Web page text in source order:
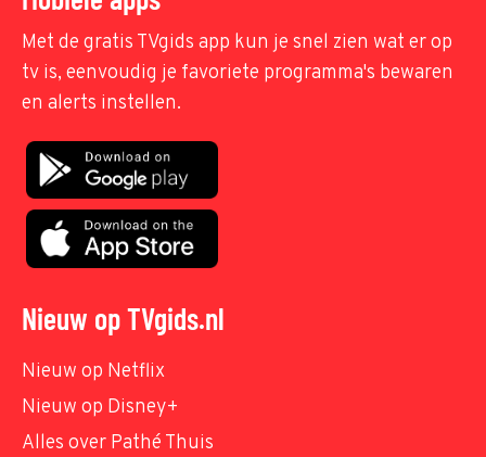
Met de gratis TVgids app kun je snel zien wat er op
tv is, eenvoudig je favoriete programma's bewaren
en alerts instellen.
Nieuw op TVgids.nl
Nieuw op Netflix
Nieuw op Disney+
Alles over Pathé Thuis